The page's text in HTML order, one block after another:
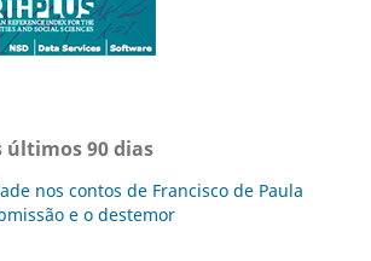
últimos 90 dias
nos contos de Francisco de Paula
e o destemor